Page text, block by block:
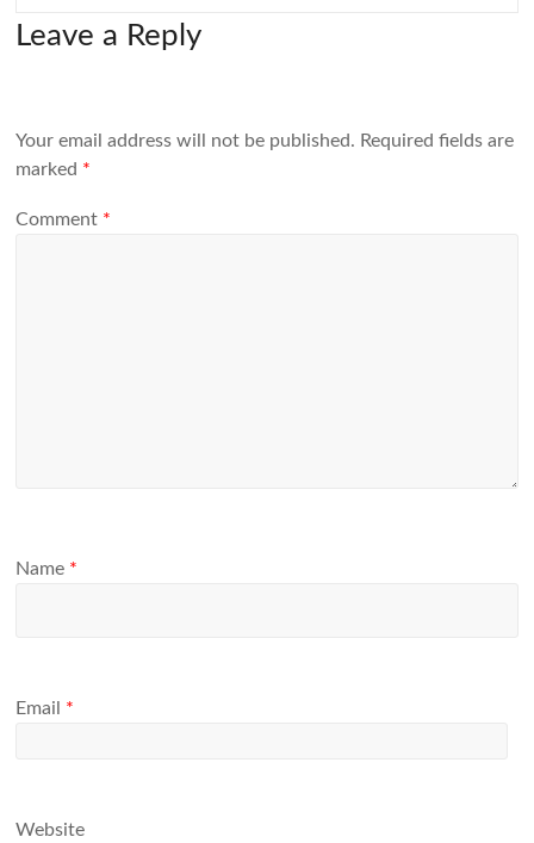
Leave a Reply
Your email address will not be published. Required fields are
marked *
Comment *
Name *
Email *
Website